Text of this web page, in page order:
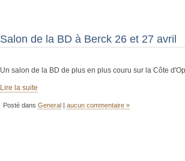
Salon de la BD à Berck 26 et 27 avril
Un salon de la BD de plus en plus couru sur la Côte
Lire la suite
Posté dans General aucun commentaire »